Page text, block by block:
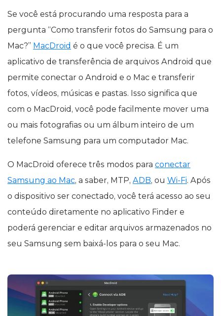
Se você está procurando uma resposta para a
pergunta “Como transferir fotos do Samsung para o
Mac?” MacDroid é o que você precisa. É um
aplicativo de transferência de arquivos Android que
permite conectar o Android e o Mac e transferir
fotos, vídeos, músicas e pastas. Isso significa que
com o MacDroid, você pode facilmente mover uma
ou mais fotografias ou um álbum inteiro de um
telefone Samsung para um computador Mac.
O MacDroid oferece três modos para conectar
Samsung ao Mac, a saber, MTP, ADB, ou Wi-Fi. Após
o dispositivo ser conectado, você terá acesso ao seu
conteúdo diretamente no aplicativo Finder e
poderá gerenciar e editar arquivos armazenados no
seu Samsung sem baixá-los para o seu Mac.